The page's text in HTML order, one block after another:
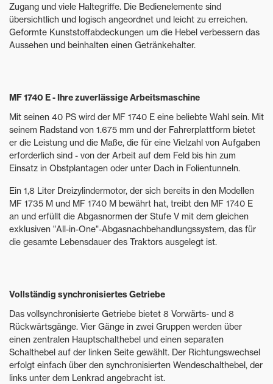
Zugang und viele Haltegriffe. Die Bedienelemente sind
übersichtlich und logisch angeordnet und leicht zu erreichen.
Geformte Kunststoffabdeckungen um die Hebel verbessern das
Aussehen und beinhalten einen Getränkehalter.
MF 1740 E - Ihre zuverlässige Arbeitsmaschine
Mit seinen 40 PS wird der MF 1740 E eine beliebte Wahl sein. Mit
seinem Radstand von 1.675 mm und der Fahrerplattform bietet
er die Leistung und die Maße, die für eine Vielzahl von Aufgaben
erforderlich sind - von der Arbeit auf dem Feld bis hin zum
Einsatz in Obstplantagen oder unter Dach in Folientunneln.
Ein 1,8 Liter Dreizylindermotor, der sich bereits in den Modellen
MF 1735 M und MF 1740 M bewährt hat, treibt den MF 1740 E
an und erfüllt die Abgasnormen der Stufe V mit dem gleichen
exklusiven "All-in-One"-Abgasnachbehandlungssystem, das für
die gesamte Lebensdauer des Traktors ausgelegt ist.
Vollständig synchronisiertes Getriebe
Das vollsynchronisierte Getriebe bietet 8 Vorwärts- und 8
Rückwärtsgänge. Vier Gänge in zwei Gruppen werden über
einen zentralen Hauptschalthebel und einen separaten
Schalthebel auf der linken Seite gewählt. Der Richtungswechsel
erfolgt einfach über den synchronisierten Wendeschalthebel, der
links unter dem Lenkrad angebracht ist.